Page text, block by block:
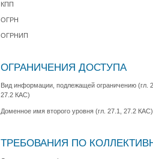
КПП
ОГРН
ОГРНИП
ОГРАНИЧЕНИЯ ДОСТУПА
Вид информации, подлежащей ограничению (гл.
27.2 КАС)
Доменное имя второго уровня (гл. 27.1, 27.2 КАС)
ТРЕБОВАНИЯ ПО